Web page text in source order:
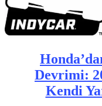
Devrimi:
Kendi